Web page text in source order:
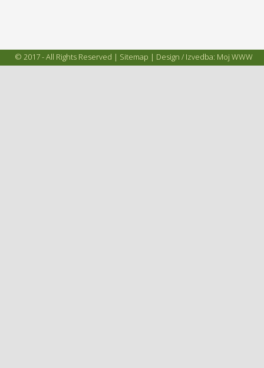
© 2017 - All Rights Reserved | Sitemap | Design / Izvedba: Moj WWW